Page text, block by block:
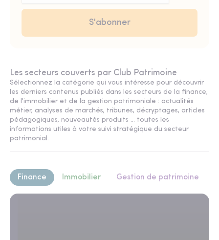
Les secteurs couverts par Club Patrimoine
Sélectionnez la catégorie qui vous intéresse pour découvrir
les derniers contenus publiés dans les secteurs de la finance,
de l'immobilier et de la gestion patrimoniale : actualités
métier, analyses de marchés, tribunes, décryptages, articles
pédagogiques, nouveautés produits ... toutes les
informations utiles à votre suivi stratégique du secteur
patrimonial.
Finance Immobilier Gestion de patrimoine